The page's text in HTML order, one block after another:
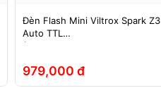
Đèn Flash Mini Viltrox Spark Z3
Auto TTL
(Fuji/Sony/Canon/Nikon)
979,000 đ